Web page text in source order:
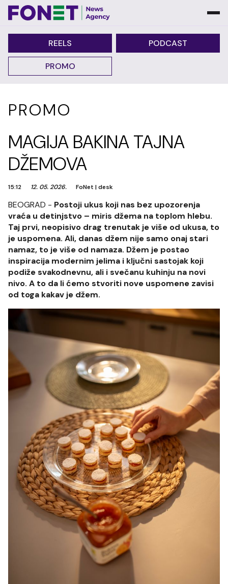
REELS PODCAST
PROMO
PROMO
MAGIJA BAKINA TAJNA
DŽEMOVA
15:12 12. 05. 2026. FoNet |desk
BEOGRAD - Postoji ukus koji nas bez upozorenja
vraća u detinjstvo – miris džema na toplom hlebu.
Taj prvi, neopisivo drag trenutak je više od ukusa, to
je uspomena. Ali, danas džem nije samo onaj stari
namaz, to je više od namaza. Džem je postao
inspiracija modernim jelima i ključni sastojak koji
podiže svakodnevnu, ali i svečanu kuhinju na novi
nivo. A to da li ćemo stvoriti nove uspomene zavisi
od toga kakav je džem.